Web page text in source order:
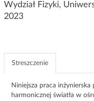
Wydział Fizyki,
2023
Streszczenie
Niniejsza praca
harmonicznej światła w